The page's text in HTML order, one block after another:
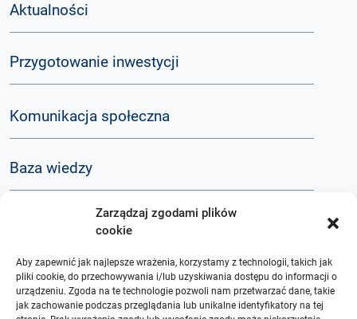
Zarządzaj zgodami plików
cookie
Aby zapewnić jak najlepsze wrażenia, korzystamy z technologii, takich jak
pliki cookie, do przechowywania i/lub uzyskiwania dostępu do informacji o
urządzeniu. Zgoda na te technologie pozwoli nam przetwarzać dane, takie
jak zachowanie podczas przeglądania lub unikalne identyfikatory na tej
Aktualności
Przygotowanie inwestycji
Komunikacja społeczna
Baza wiedzy
O nas